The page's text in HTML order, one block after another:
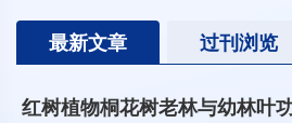
最新文章 过刊浏览
红树植物桐花树老林与幼林叶